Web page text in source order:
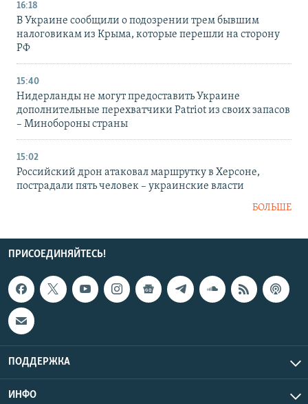
16:18
В Украине сообщили о подозрении трем бывшим
налоговикам из Крыма, которые перешли на сторону
РФ
15:40
Нидерланды не могут предоставить Украине
дополнительные перехватчики Patriot из своих запасов
– Минобороны страны
15:02
Российский дрон атаковал маршрутку в Херсоне,
пострадали пять человек – украинские власти
БОЛЬШЕ
ПРИСОЕДИНЯЙТЕСЬ!
ПОДДЕРЖКА
ИНФО